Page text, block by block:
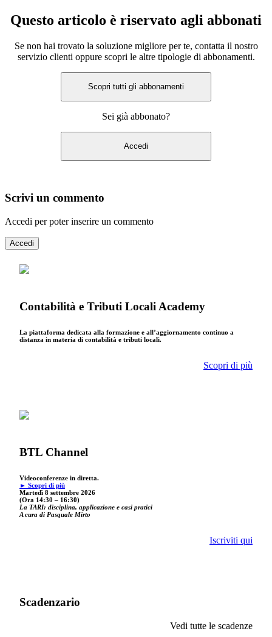
Questo articolo è riservato agli abbonati
Se non hai trovato la soluzione migliore per te, contatta il nostro
servizio clienti oppure scopri le altre tipologie di abbonamenti.
Scopri tutti gli abbonamenti
Sei già abbonato?
Accedi
Scrivi un commento
Accedi per poter inserire un commento
Accedi
Contabilità e Tributi Locali Academy
La piattaforma dedicata alla formazione e all’aggiornamento continuo a
distanza in materia di contabilità e tributi locali.
Scopri di più
BTL Channel
Videoconferenze in diretta.
► Scopri di più
Martedì 8 settembre 2026
(Ora 14:30 – 16:30)
La TARI: disciplina, applicazione e casi pratici
A cura di Pasquale Mirto
Iscriviti qui
Scadenzario
Vedi tutte le scadenze